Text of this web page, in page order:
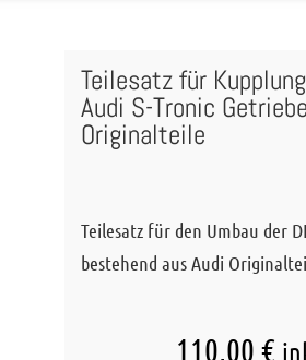
Teilesatz für
Audi S-Tronic
Originalteile
Teilesatz für den Umbau der
bestehend aus Audi
110,00€